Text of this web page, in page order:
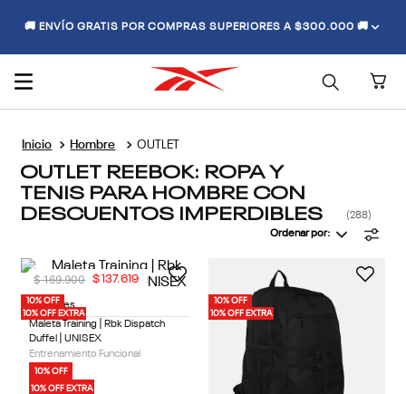
🚚 ENVÍO GRATIS POR COMPRAS SUPERIORES A $300.000 🚚
Hombre OUTLET
OUTLET REEBOK: ROPA Y
TENIS PARA HOMBRE CON
DESCUENTOS IMPERDIBLES 288
Ordenar por
10% OFF
10% OFF EXTRA
4 Colores
Maleta Training | Rbk Dispatch
Duffel | UNISEX
Entrenamiento Funcional
10% OFF
10% OFF EXTRA
$ 169.900 $137.619
10% OFF
10% OFF EXTRA